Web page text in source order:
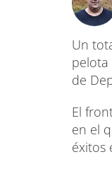
Un
pelota
de
El
en el
éxitos